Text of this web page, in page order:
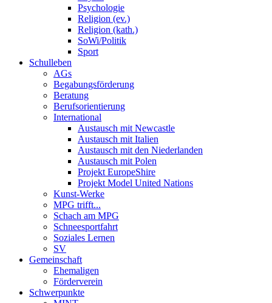
Psychologie
Religion (ev.)
Religion (kath.)
SoWi/Politik
Sport
Schulleben
AGs
Begabungsförderung
Beratung
Berufsorientierung
International
Austausch mit Newcastle
Austausch mit Italien
Austausch mit den Niederlanden
Austausch mit Polen
Projekt EuropeShire
Projekt Model United Nations
Kunst-Werke
MPG trifft...
Schach am MPG
Schneesportfahrt
Soziales Lernen
SV
Gemeinschaft
Ehemaligen
Förderverein
Schwerpunkte